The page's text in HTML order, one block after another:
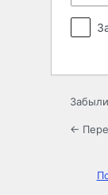
←